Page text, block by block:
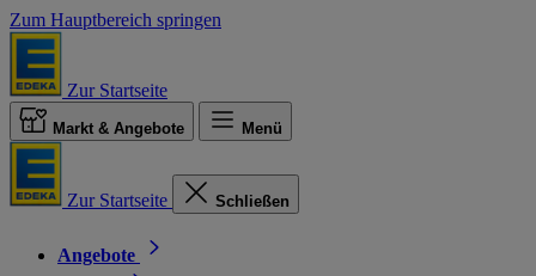
Zum Hauptbereich springen
Zur Startseite
Markt & Angebote Menü
Zur Startseite Schließen
Angebote